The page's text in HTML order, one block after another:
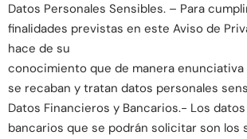
Datos Personales Sensibles. – Para
finalidades previstas en este Aviso de
hace de su
conocimiento que de manera
se recaban y tratan datos personales
Datos Financieros y Bancarios.- Los
bancarios que se podrán solicitar son los